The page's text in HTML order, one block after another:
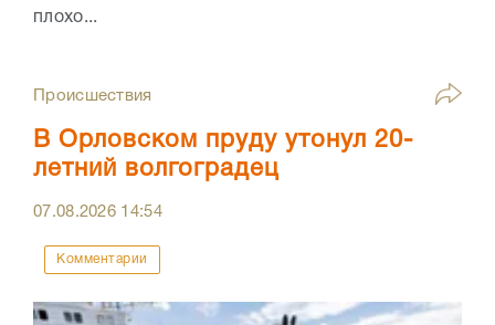
плохо...
Происшествия
В Орловском пруду утонул 20-
летний волгоградец
07.08.2026 14:54
Комментарии